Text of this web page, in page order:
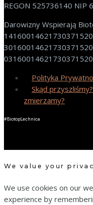
REGON 525736140 NIP
Darowizny Wspierają
Polityka
Skąd
zmierzamy?
#BiotopLechnica
We value your
We use cookies on our
experience by